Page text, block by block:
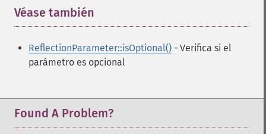
Véase también
ReflectionParameter::isOptional() - Verifica si el
parámetro es opcional
Found A Problem?